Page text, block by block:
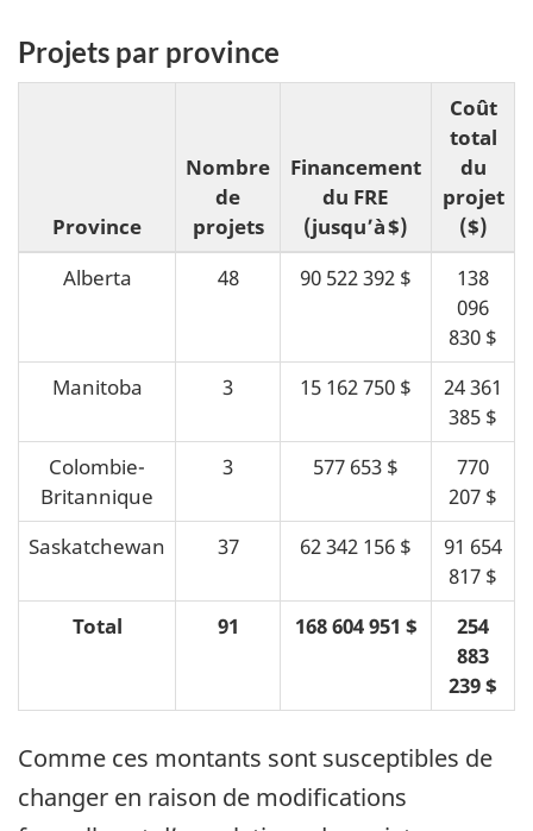
Projets par province
Province
Nombre
de
projets
Financement
du FRE
(jusqu’à $)
Coût
total
du
projet
($)
Alberta
48 90 522 392 $
138
096
830 $
Manitoba
3 15 162 750 $
24 361
385 $
Colombie-
Britannique
3 577 653 $
770
207 $
Saskatchewan
37 62 342 156 $
91 654
817 $
Total
91 168 604 951 $
254
883
239 $
Comme ces montants sont susceptibles de
changer en raison de modifications